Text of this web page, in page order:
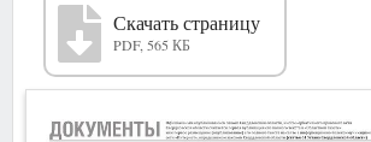
Скачать страницу
PDF, 565 КБ